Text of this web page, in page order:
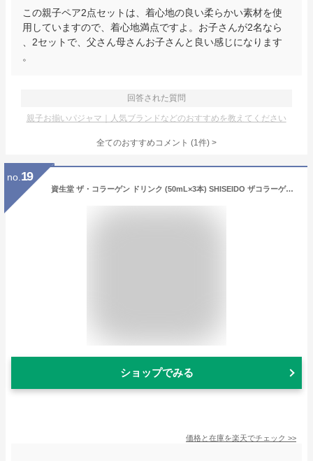
この親子ペア2点セットは、着心地の良い柔らかい素材を使
用していますので、着心地満点ですよ。お子さんが2名なら
、2セットで、父さん母さんお子さんと良い感じになります
。
回答された質問
親子お揃いパジャマ｜人気ブランドなどのおすすめを教えてください
全てのおすすめコメント (1件) >
no. 19
資生堂 ザ・コラーゲン ドリンク (50mL×3本) SHISEIDO ザコラーゲン 美容ドリンク ※軽減税率対象商品
ショップでみる
価格と在庫を楽天でチェック >>